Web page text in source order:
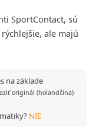
SportContact, sú
ale majú
na základe
originál (holandčina)
NIE